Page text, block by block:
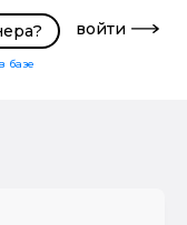
базе
войти